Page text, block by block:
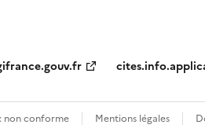
non conforme Mentions légales